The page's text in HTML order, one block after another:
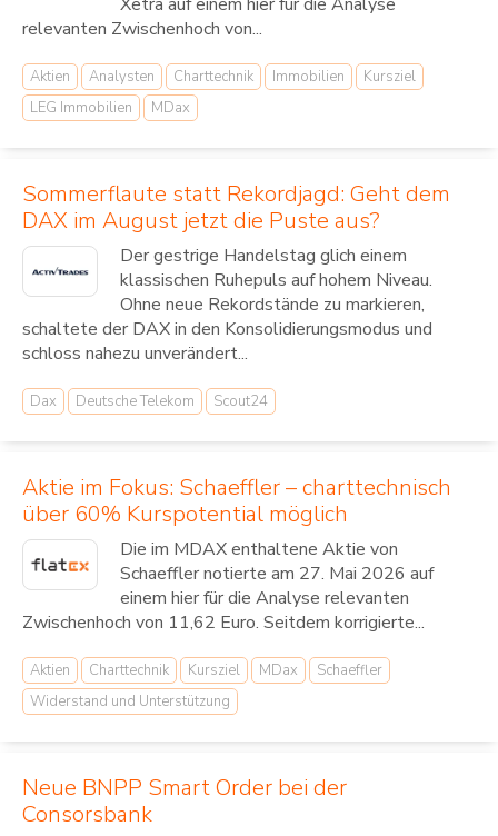
relevanten Zwischenhoch von...
Aktien Analysten Charttechnik Immobilien
Kursziel
LEG Immobilien
MDax
Sommerflaute statt Rekordjagd: Geht dem
DAX im August jetzt die Puste aus?
Der gestrige Handelstag glich einem
klassischen Ruhepuls auf hohem Niveau.
Ohne neue Rekordstände zu markieren,
schaltete der DAX in den Konsolidierungsmodus und
schloss nahezu unverändert...
Dax Deutsche Telekom Scout24
Aktie im Fokus: Schaeffler – charttechnisch
über 60% Kurspotential möglich
Die im MDAX enthaltene Aktie von
Schaeffler notierte am 27. Mai 2026 auf
einem hier für die Analyse relevanten
Zwischenhoch von 11,62 Euro. Seitdem korrigierte...
Aktien Charttechnik Kursziel MDax
Schaeffler
Widerstand und Unterstützung
Neue BNPP Smart Order bei der
Consorsbank